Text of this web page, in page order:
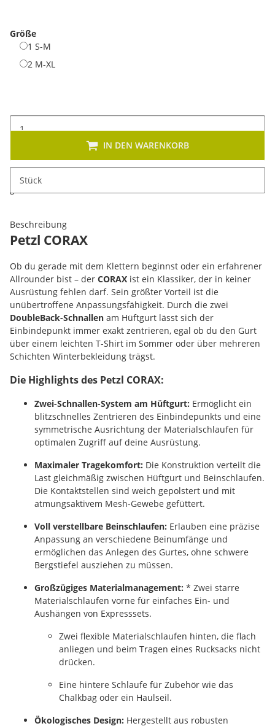
Größe
1 S-M
2 M-XL
Stück
IN DEN WARENKORB
Dieses Produkt hat Variationen. Wählen Sie bitte die
Beschreibung
Petzl CORAX
Ob du gerade mit dem Klettern beginnst oder ein erfahrener
Allrounder bist – der CORAX ist ein Klassiker, der in keiner
Ausrüstung fehlen darf. Sein größter Vorteil ist die
unübertroffene Anpassungsfähigkeit. Durch die zwei
DoubleBack-Schnallen am Hüftgurt lässt sich der
Einbindepunkt immer exakt zentrieren, egal ob du den Gurt
über einem leichten T-Shirt im Sommer oder über mehreren
Schichten Winterbekleidung trägst.
Die Highlights des Petzl CORAX:
Zwei-Schnallen-System am Hüftgurt: Ermöglicht ein
blitzschnelles Zentrieren des Einbindepunkts und eine
symmetrische Ausrichtung der Materialschlaufen für
optimalen Zugriff auf deine Ausrüstung.
Maximaler Tragekomfort: Die Konstruktion verteilt die
Last gleichmäßig zwischen Hüftgurt und Beinschlaufen.
Die Kontaktstellen sind weich gepolstert und mit
atmungsaktivem Mesh-Gewebe gefüttert.
Voll verstellbare Beinschlaufen: Erlauben eine präzise
Anpassung an verschiedene Beinumfänge und
ermöglichen das Anlegen des Gurtes, ohne schwere
Bergstiefel ausziehen zu müssen.
Großzügiges Materialmanagement: * Zwei starre
Materialschlaufen vorne für einfaches Ein- und
Aushängen von Expresssets.
Zwei flexible Materialschlaufen hinten, die flach
anliegen und beim Tragen eines Rucksacks nicht
drücken.
Eine hintere Schlaufe für Zubehör wie das
Chalkbag oder ein Haulseil.
Ökologisches Design: Hergestellt aus robusten